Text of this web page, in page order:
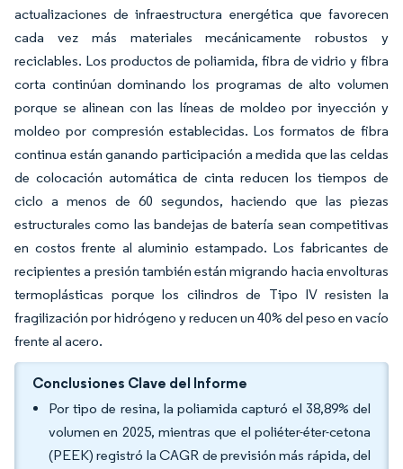
actualizaciones de infraestructura energética que favorecen
cada vez más materiales mecánicamente robustos y
reciclables. Los productos de poliamida, fibra de vidrio y fibra
corta continúan dominando los programas de alto volumen
porque se alinean con las líneas de moldeo por inyección y
moldeo por compresión establecidas. Los formatos de fibra
continua están ganando participación a medida que las celdas
de colocación automática de cinta reducen los tiempos de
ciclo a menos de 60 segundos, haciendo que las piezas
estructurales como las bandejas de batería sean competitivas
en costos frente al aluminio estampado. Los fabricantes de
recipientes a presión también están migrando hacia envolturas
termoplásticas porque los cilindros de Tipo IV resisten la
fragilización por hidrógeno y reducen un 40% del peso en vacío
frente al acero.
Conclusiones Clave del Informe
Por tipo de resina, la poliamida capturó el 38,89% del
volumen en 2025, mientras que el poliéter-éter-cetona
(PEEK) registró la CAGR de previsión más rápida, del